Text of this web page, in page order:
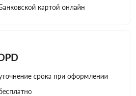
картой онлайн
срока при оформлении